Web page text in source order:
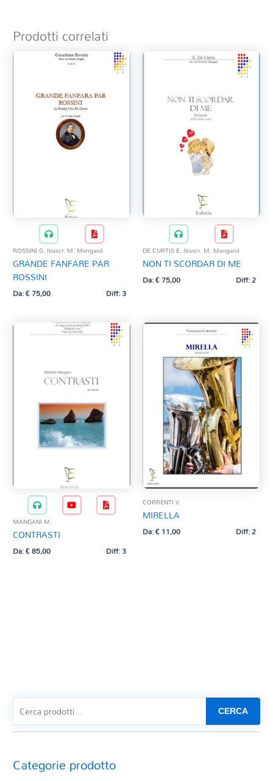
Prodotti correlati
ROSSINI G. (trascr. M. Mangani)
GRANDE FANFARE PAR
ROSSINI
Da:€75,00 Diff: 3
DE CURTIS E. (trascr. M. Mangani)
NON TI SCORDAR DI ME
Da:€75,00 Diff: 2
MANGANI M.
CONTRASTI
Da:€85,00 Diff: 3
CORRENTI V.
MIRELLA
Da:€11,00 Diff: 2
CERCA
Categorie prodotto